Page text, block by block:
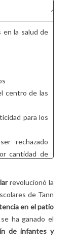
en la salud de
centro de las
para los
rechazado
cantidad de
en 2024,
revolucionó la
de Tann
en el patio
ha ganado el
de infantes y